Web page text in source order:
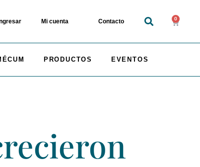
Mi cuenta Contacto 0
PRODUCTOS EVENTOS